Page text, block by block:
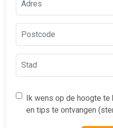
Ik wens op de hoogte te
en tips te ontvangen